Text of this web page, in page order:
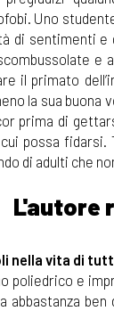
Uno
di sentimenti
il primato
la sua
prima di
possa
di adulti che
L'autore
nella vita di
poliedrico e